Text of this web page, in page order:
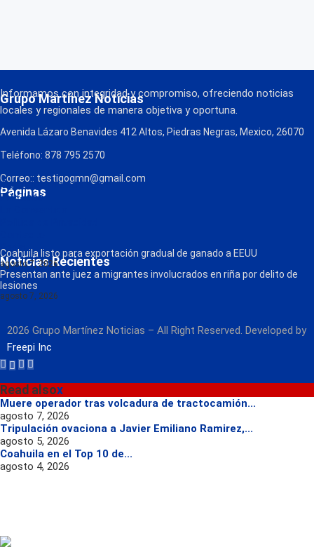
Grupo Martínez Noticias
Informamos con integridad y compromiso, ofreciendo noticias
locales y regionales de manera objetiva y oportuna.
Avenida Lázaro Benavides 412 Altos, Piedras Negras, Mexico, 26070
Teléfono: 878 795 2570
Correo:: testigogmn@gmail.com
Páginas
¡Descarga nuestra App!
FM Globo
Radio
Noticias Recientes
Coahuila listo para exportación gradual de ganado a EEUU
agosto 7, 2026
Presentan ante juez a migrantes involucrados en riña por delito de
lesiones
agosto 7, 2026
2026 Grupo Martínez Noticias – All Right Reserved. Developed by
Freepi Inc
Read alsox
Muere operador tras volcadura de tractocamión...
agosto 7, 2026
Tripulación ovaciona a Javier Emiliano Ramirez,...
agosto 5, 2026
Coahuila en el Top 10 de...
agosto 4, 2026